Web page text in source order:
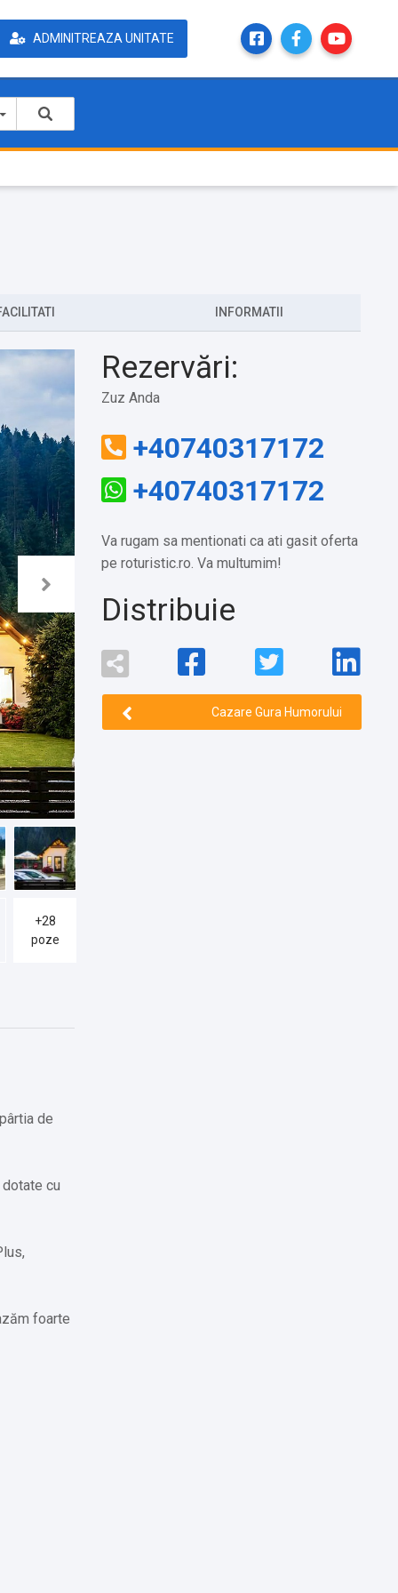
ADMINITREAZA UNITATE
INFORMATII
+28
poze
de
cu
foarte
Rezervări:
Zuz Anda
+40740317172
+40740317172
Va rugam sa mentionati ca ati gasit oferta
pe roturistic.ro. Va multumim!
Distribuie
Cazare Gura Humorului